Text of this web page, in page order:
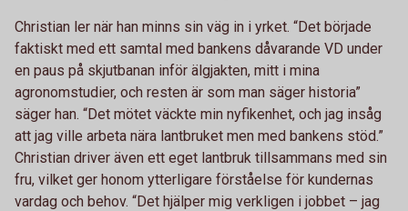
Christian ler när han minns sin väg in i yrket. “Det började
faktiskt med ett samtal med bankens dåvarande VD under
en paus på skjutbanan inför älgjakten, mitt i mina
agronomstudier, och resten är som man säger historia”
säger han. “Det mötet väckte min nyfikenhet, och jag insåg
att jag ville arbeta nära lantbruket men med bankens stöd.”
Christian driver även ett eget lantbruk tillsammans med sin
fru, vilket ger honom ytterligare förståelse för kundernas
vardag och behov. “Det hjälper mig verkligen i jobbet – jag